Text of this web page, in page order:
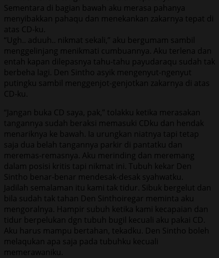
Sementara di bagian bawah aku merasa pahanya
menyibakkan pahaqu dan menekankan zakarnya tepat di
atas CD-ku.
“Ugh.. aduuh.. nikmat sekali,” aku bergumam sambil
menggelinjang menikmati cumbuannya. Aku terlena dan
entah kapan dilepasnya tahu-tahu payudaraqu sudah tak
berbeha lagi. Den Sintho asyik mengenyut-ngenyut
putingku sambil menggenjot-genjotkan zakarnya di atas
CD-ku.
“Jangan buka CD saya, pak,” tolakku ketika merasakan
tangannya sudah beraksi memasuki CDku dan hendak
menariknya ke bawah. Ia urungkan niatnya tapi tetap
saja dua belah tangannya parkir di pantatku dan
meremas-remasnya. Aku merinding dan meremang
dalam posisi kritis tapi nikmat ini. Tubuh kekar Den
Sintho benar-benar mendesak-desak syahwatku.
Jadilah semalaman itu kami tak tidur. Sibuk bergelut dan
bila sudah tak tahan Den Sinthoiregar meminta aku
mengoralnya. Hampir subuh ketika kami kecapaian dan
tidur berpelukan dgn tubuh bugil kecuali aku pakai CD.
Aku harus mampu bertahan, tekadku. Den Sintho boleh
melaqukan apa saja pada tubuhku kecuali
memerawaniku.